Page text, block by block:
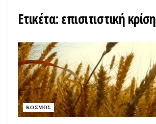
Ετικέτα:επισιτιστική κρίση
ΚΟΣΜΟΣ